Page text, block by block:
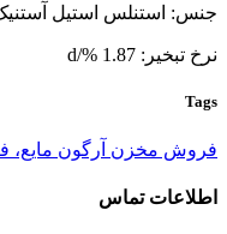
جنس: استنلس استیل
نرخ تبخیر: 1.87 %/d
Tags
فروش مخزن آرگون مایع،
اطلاعات تماس